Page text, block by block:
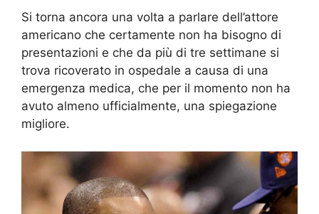
Si torna ancora una volta a parlare dell’attore
americano che certamente non ha bisogno di
presentazioni e che da più di tre settimane si
trova ricoverato in ospedale a causa di una
emergenza medica, che per il momento non ha
avuto almeno ufficialmente, una spiegazione
migliore.